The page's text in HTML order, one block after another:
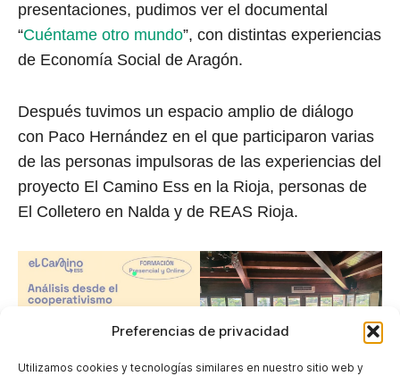
Preferencias de privacidad
Utilizamos cookies y tecnologías similares en nuestro sitio web y
presentaciones, pudimos ver el documental
“Cuéntame otro mundo”, con distintas experiencias
de Economía Social de Aragón.
Después tuvimos un espacio amplio de diálogo
con Paco Hernández en el que participaron varias
de las personas impulsoras de las experiencias del
proyecto El Camino Ess en la Rioja, personas de
El Colletero en Nalda y de REAS Rioja.